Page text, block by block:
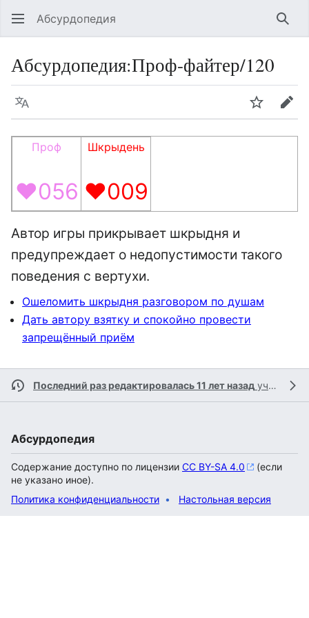
Абсурдопедия
Абсурдопедия:Проф-файтер/120
Язык
Проф
♥056
Шкрыдень
♥009
Автор игры прикрывает шкрыдня и
предупреждает о недопустимости такого
поведения с вертухи.
Ошеломить шкрыдня разговором по душам
Дать автору взятку и спокойно провести
запрещённый приём
Последний раз редактировалась 11 лет назад участником
Абсурдопедия
Содержание доступно по лицензии CC BY-SA 4.0
(если
не указано иное).
Политика конфиденциальности
Настольная версия